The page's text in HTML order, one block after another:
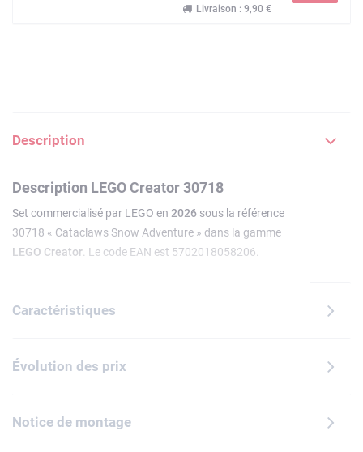
Livraison : 9,90 €
Description
Description LEGO Creator 30718
Set commercialisé par LEGO en 2026 sous la référence
30718 « Cataclaws Snow Adventure » dans la gamme
LEGO Creator . Le code EAN est 5702018058206.
Caractéristiques
Évolution des prix
Notice de montage